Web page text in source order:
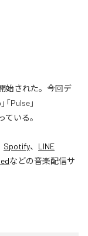
始された。今回デ
Pulse」
ている。
Spotify、 LINE
などの音楽配信サ